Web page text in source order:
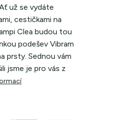
už se vydáte
cestičkami na
Clea budou tou
podešev Vibram
prsty. Sednou vám
jsme je pro vás z